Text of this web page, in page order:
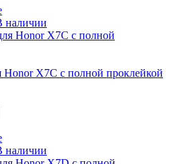
наличии
Honor X7C с полной проклейкой
наличии